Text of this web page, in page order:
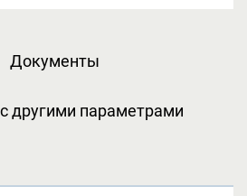
Документы
другими параметрами